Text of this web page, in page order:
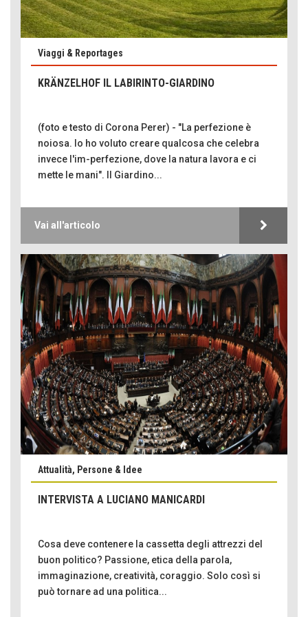
Viaggi & Reportages
KRÄNZELHOF IL LABIRINTO-GIARDINO
(foto e testo di Corona Perer) - "La perfezione è
noiosa. Io ho voluto creare qualcosa che celebra
invece l'im-perfezione, dove la natura lavora e ci
mette le mani". Il Giardino...
Vai all'articolo
Attualità, Persone & Idee
INTERVISTA A LUCIANO MANICARDI
Cosa deve contenere la cassetta degli attrezzi del
buon politico? Passione, etica della parola,
immaginazione, creatività, coraggio. Solo così si
può tornare ad una politica...